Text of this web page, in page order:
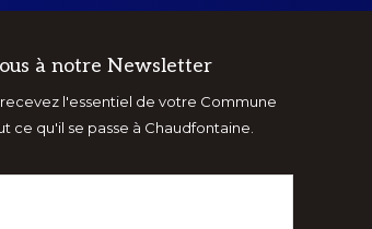
à notre Newsletter
l'essentiel de votre Commune
ce qu'il se passe à Chaudfontaine.